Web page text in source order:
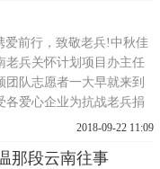
捐躯的父辈们。我的父
会战的高奉战役中阵亡
时我才3岁
爱前行，致敬老兵!中秋佳
老兵关怀计划项目办主任
团队志愿者一大早就来到
各爱心企业为抗战老兵捐
们是无声的春雨，我们是
人生就在您我手中……志
2018-09-22 11:09
那段云南往事